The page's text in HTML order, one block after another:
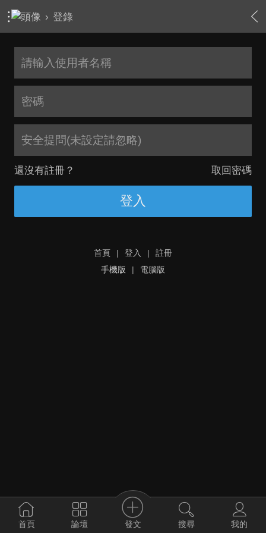
› 登錄
安全提問(未設定請忽略)
還沒有註冊？ 取回密碼
登入
首頁 | 登入 |
註冊
手機版
| 電腦版
首頁 論壇 發文 搜尋 我的